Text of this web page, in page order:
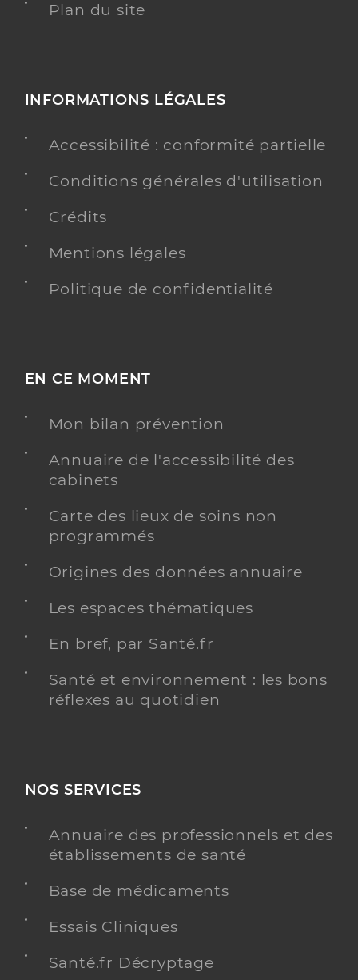
Plan du site
INFORMATIONS LÉGALES
Accessibilité : conformité partielle
Conditions générales d'utilisation
Crédits
Mentions légales
Politique de confidentialité
EN CE MOMENT
Mon bilan prévention
Annuaire de l'accessibilité des
cabinets
Carte des lieux de soins non
programmés
Origines des données annuaire
Les espaces thématiques
En bref, par Santé.fr
Santé et environnement : les bons
réflexes au quotidien
NOS SERVICES
Annuaire des professionnels et des
établissements de santé
Base de médicaments
Essais Cliniques
Santé.fr Décryptage